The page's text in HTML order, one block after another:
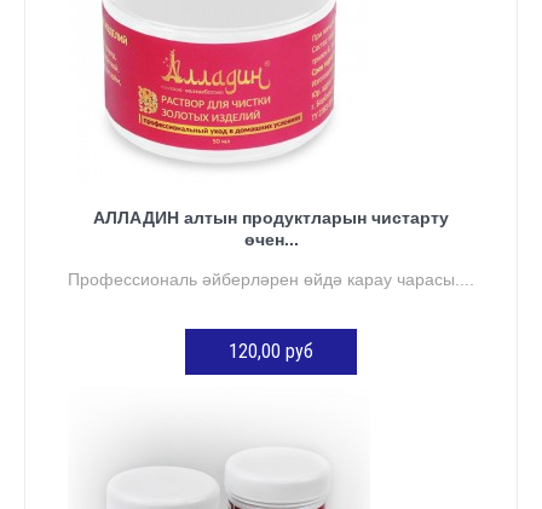
АЛЛАДИН алтын продуктларын чистарту
өчен...
Профессиональ әйберләрен өйдә карау чарасы....
120,00 руб